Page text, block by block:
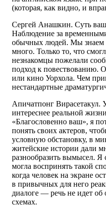
(которая, как видно, и
Сергей Анашкин. Суть
Наблюдение за
обычных людей. Мы знаем
много. Только то, что
незнакомцы пожелали
подход к повествованию.
или кино Уорхола. Чем
нестандартные
Апичатпонг Вирасетакул.
интереснее реальной
«Благословенно ваш», я
понять своих актеров,
условную обстановку, в
житейские истории дали
разнообразить вымысел. Я
могла воспринять такой
когда человек на экране
в привычных для него
диалоге — речь не идет
схемах.